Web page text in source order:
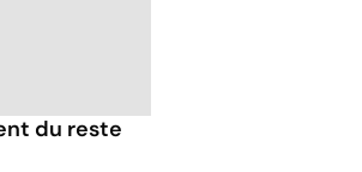
du reste